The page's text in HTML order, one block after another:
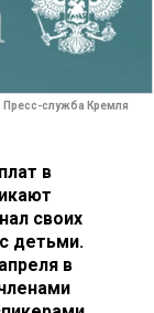
служба Кремля
в
своих
детьми.
в